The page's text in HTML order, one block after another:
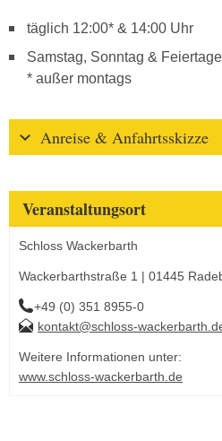
täglich 12:00* & 14:00 Uhr
Samstag, Sonntag &
* außer montags
Anreise & Anfahrtsskizze
Veranstaltungsort
Schloss Wackerbarth
Wackerbarthstraße 1 | 01445
+49 (0) 351 8955-0
kontakt@schloss-
Weitere Informationen unter:
www.schloss-wackerbarth.de